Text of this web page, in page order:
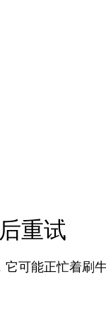
重试
可能正忙着刷